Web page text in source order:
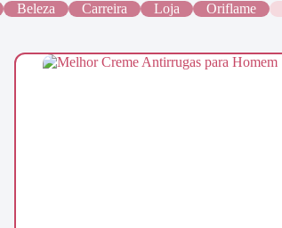
Beleza Carreira Loja Oriflame